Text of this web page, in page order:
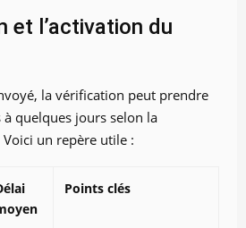
et l’activation du
la vérification peut prendre
quelques jours selon la
un repère utile :
Points clés